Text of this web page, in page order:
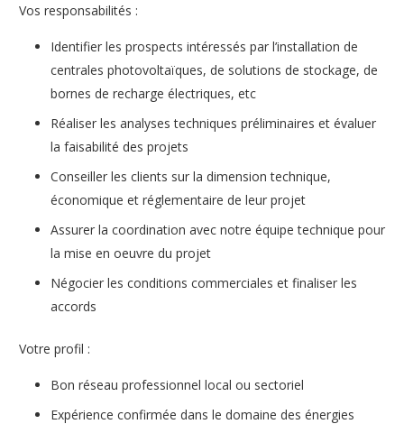
Vos responsabilités :
Identifier les prospects intéressés par l’installation de
centrales photovoltaïques, de solutions de stockage, de
bornes de recharge électriques, etc
Réaliser les analyses techniques préliminaires et évaluer
la faisabilité des projets
Conseiller les clients sur la dimension technique,
économique et réglementaire de leur projet
Assurer la coordination avec notre équipe technique pour
la mise en oeuvre du projet
Négocier les conditions commerciales et finaliser les
accords
Votre profil :
Bon réseau professionnel local ou sectoriel
Expérience confirmée dans le domaine des énergies